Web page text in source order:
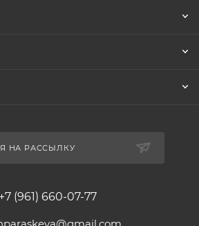
НА РАССЫЛКУ
+7 (961) 660-07-77